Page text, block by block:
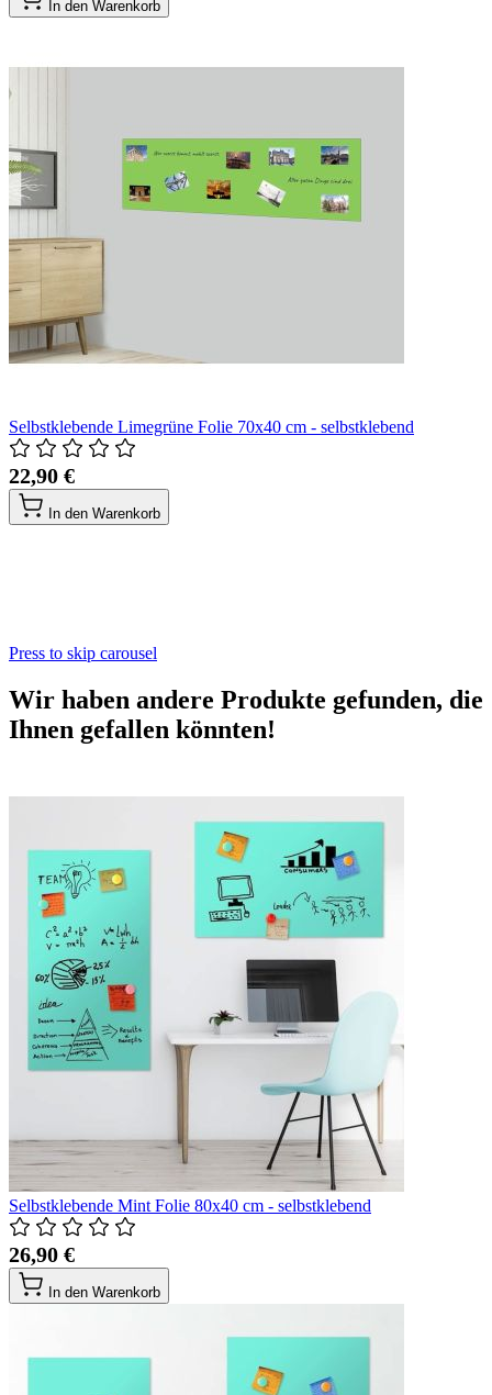
In den Warenkorb
Selbstklebende Limegrüne Folie 70x40 cm - selbstklebend
22,90 €
In den Warenkorb
Press to skip carousel
Wir haben andere Produkte gefunden, die
Ihnen gefallen könnten!
Selbstklebende Mint Folie 80x40 cm - selbstklebend
26,90 €
In den Warenkorb